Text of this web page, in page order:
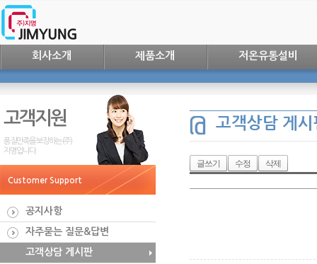
회사소개 제품소개 저온유통설비
고객지원
품질만족을 보장하는 (주)
지명입니다.
Customer Support
공지사항
자주묻는 질문&답변
고객상담 게시판
고객상담 게시
글쓰기 수정 삭제